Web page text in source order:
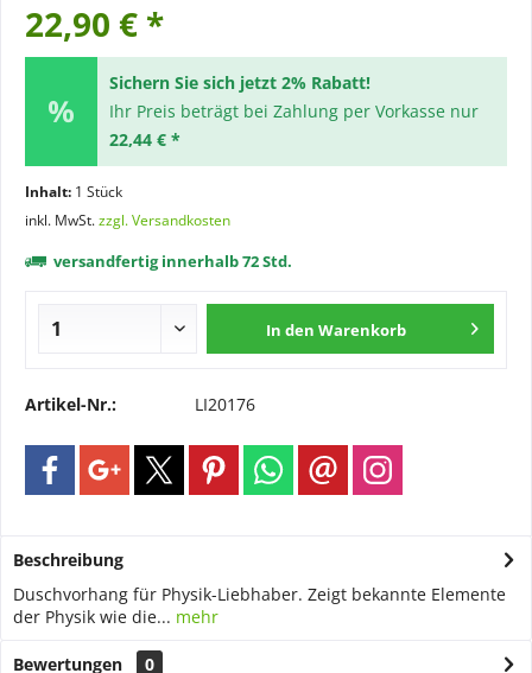
22,90 € *
Sichern Sie sich jetzt 2% Rabatt!
Ihr Preis beträgt bei Zahlung per Vorkasse nur
22,44 € *
Inhalt: 1 Stück
inkl. MwSt.zzgl. Versandkosten
versandfertig innerhalb 72 Std.
In den Warenkorb
Artikel-Nr.: LI20176
Beschreibung
Duschvorhang für Physik-Liebhaber. Zeigt bekannte Elemente
der Physik wie die... mehr
Bewertungen
0